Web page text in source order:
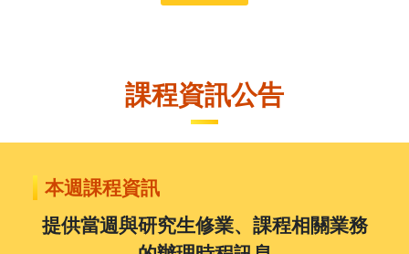
課程資訊公告
本週課程資訊
提供當週與研究生修業、課程相關業務